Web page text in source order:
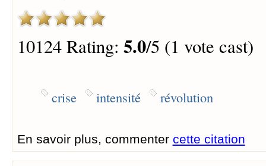
10124 Rating: 5.0/5 (1 vote cast)
crise intensité révolution
En savoir plus, commenter cette citation